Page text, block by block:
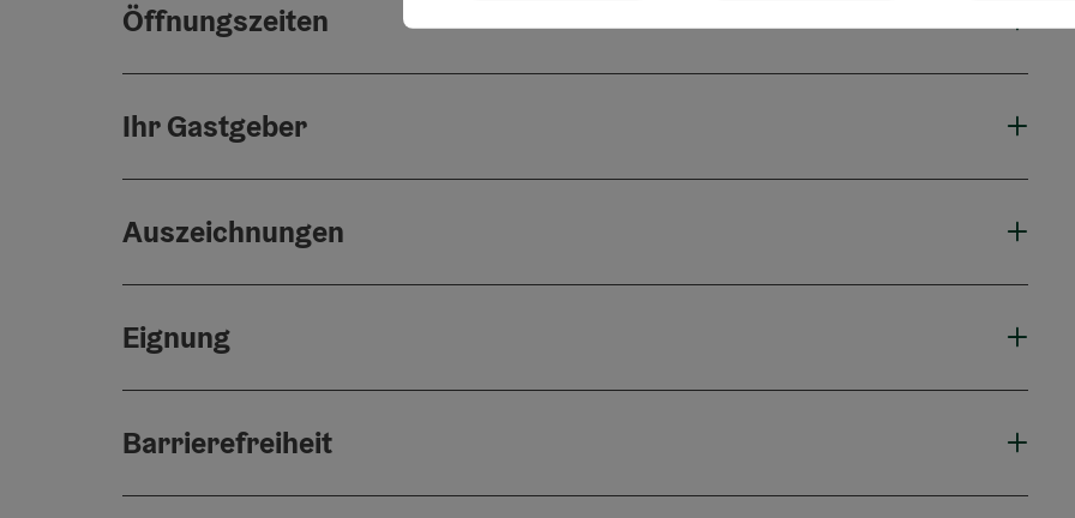
Öffnungszeiten
Ihr Gastgeber
Auszeichnungen
Eignung
Barrierefreiheit